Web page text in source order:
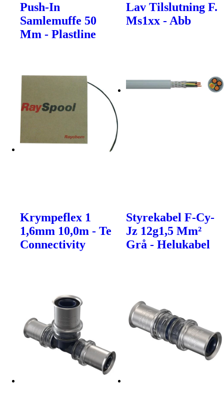
Push-In
Samlemuffe 50
Mm - Plastline
Lav Tilslutning F.
Ms1xx - Abb
Krympeflex 1
1,6mm 10,0m - Te
Connectivity
Styrekabel F-Cy-
Jz 12g1,5 Mm²
Grå - Helukabel